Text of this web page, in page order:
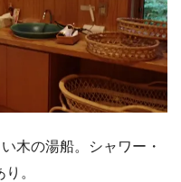
木の湯船。シャワー・
。